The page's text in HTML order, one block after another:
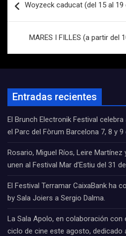
de
Woyzeck caducat (del 15 al 19
MARES I FILLES (a partir del
Entradas recientes
El Brunch Electronik Festival
el Parc del Fòrum Barcelona 7, 8 y
Rosario, Miguel Ríos, Leire
unen al Festival Mar d’Estiu del 31
El Festival Terramar CaixaBank ha
by Sala Joiers a Sergio Dalma.
La Sala Apolo, en colaboración con
ciclo de cine este agosto, dedicado